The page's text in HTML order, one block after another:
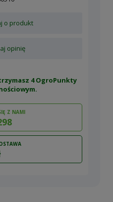
o produkt
opinię
4 OgroPunkty
.
Z NAMI